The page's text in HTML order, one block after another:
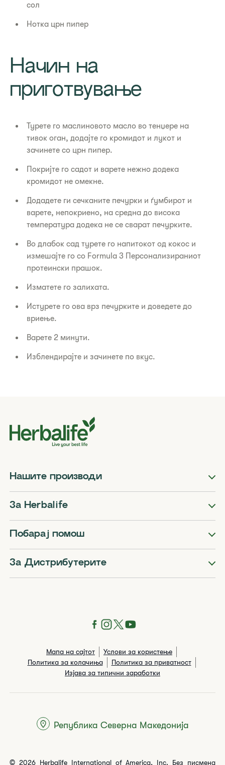
сол
Нотка црн пипер
Начин на
приготвување
Турете го маслиновото масло во тенџере на
тивок оган, додајте го кромидот и лукот и
зачинете со црн пипер.
Покријте го садот и варете нежно додека
кромидот не омекне.
Додадете ги сечканите печурки и ѓумбирот и
варете, непокриено, на средна до висока
температура додека не се сварат печурките.
Во длабок сад турете го напитокот од кокос и
измешајте го со Formula 3 Персонализираниот
протеински прашок.
Изматете го залихата.
Истурете го ова врз печурките и доведете до
вриење.
Варете 2 минути.
Изблендирајте и зачинете по вкус.
Нашите производи
За Herbalife
Побарај помош
За Дистрибутерите
Мапа на сајтот
Услови за користење
Политика за колачиња
Политика за приватност
Изјава за типични заработки
© 2026 Herbalife International of America, Inc. Без писмена
Република Северна Македонија